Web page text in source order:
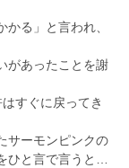
る」と言われ、
があったことを謝
すぐに戻ってき
サーモンピンクの
ひと言で言うと…